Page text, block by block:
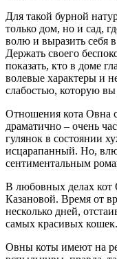
Для такой бурной
только дом, но и сад,
волю и выразить себя
Держать своего
показать, кто в доме
волевые характеры и
слабостью, которую вы
Отношения кота Овна
драматично – очень
гулянок в состоянии
исцарапанный. Но,
сентиментальным
В любовных делах кот
Казановой. Время от
несколько дней,
самых красивых кошек.
Овны коты имеют на